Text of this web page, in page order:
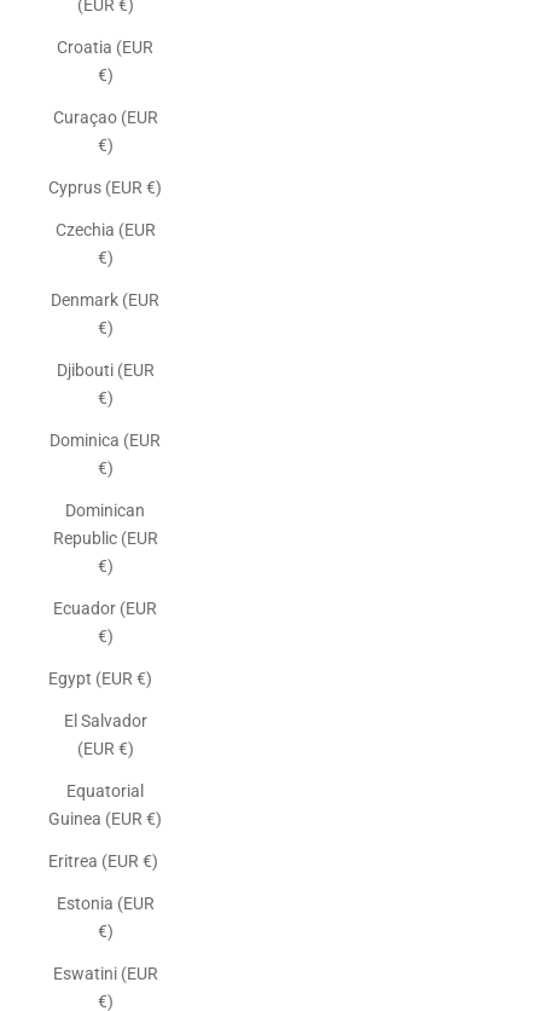
(EUR €)
Croatia (EUR
€)
Curaçao (EUR
€)
Cyprus (EUR €)
Czechia (EUR
€)
Denmark (EUR
€)
Djibouti (EUR
€)
Dominica (EUR
€)
Dominican
Republic (EUR
€)
Ecuador (EUR
€)
Egypt (EUR €)
El Salvador
(EUR €)
Equatorial
Guinea (EUR €)
Eritrea (EUR €)
Estonia (EUR
€)
Eswatini (EUR
€)